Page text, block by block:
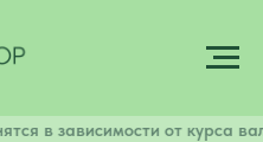
в зависимости от курса